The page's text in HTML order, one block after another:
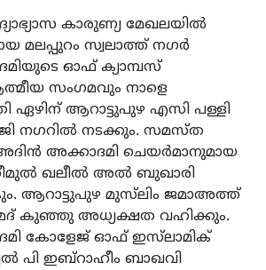
കാരുണ്യ മേഖലയില്‍
മലപ്പുറം സ്വലാത്ത് നഗര്‍
ഓഫ് ക്യാമ്പസ്
സംഗമവും നാളെ
ഏഴിന് ആറാട്ടുപുഴ എസി പള്ളി
നഗറില്‍ നടക്കും. സമസ്ത
അക്കാദമി ചെയര്‍മാനുമായ
ഖലീല്‍ അല്‍ ബുഖാരി
ആറാട്ടുപുഴ മുസ്‌ലിം ജമാഅത്ത്
കുഞ്ഞു അധ്യക്ഷത വഹിക്കും.
കോളേജ് ഓഫ് ഇസ്‌ലാമിക്
പി ഇബ്‌റാഹീം ബാഖവി